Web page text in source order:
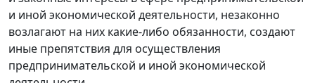
и иной экономической деятельности, незаконно
возлагают на них какие-либо обязанности, создают
иные препятствия для осуществления
предпринимательской и иной экономической